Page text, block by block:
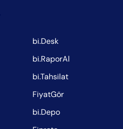
bi.Desk
bi.RaporAl
bi.Tahsilat
FiyatGör
bi.Depo